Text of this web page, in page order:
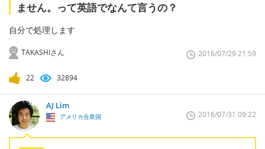
ません。って英語でなんて言うの？
自分で処理します
TAKASHIさん 2016/07/29 21:59
22 32894
AJ Lim
アメリカ合衆国 2016/07/31 09:22